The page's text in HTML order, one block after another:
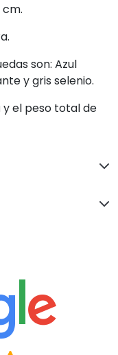
son: Azul
y gris selenio.
y el peso total de